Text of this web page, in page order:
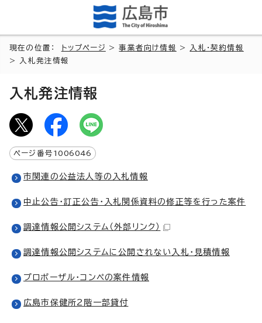
現在の位置： トップページ >事業者向け情報 >
入札・契約情報
> 入札発注情報
入札発注情報
ページ番号 1006046
市関連の公益法人等の入札情報
中止公告・訂正公告・入札関係資料の修正等を行った案件
調達情報公開システム （外部リンク）
調達情報公開システムに公開されない入札・見積情報
プロポーザル・コンペの案件情報
広島市保健所2階一部貸付